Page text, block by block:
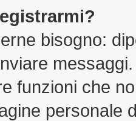
bisogno:
funzioni che